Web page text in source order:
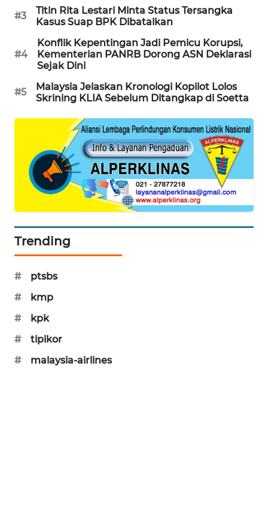
#3
Titin Rita Lestari Minta Status Tersangka
Kasus Suap BPK Dibatalkan
#4
Konflik Kepentingan Jadi Pemicu Korupsi,
Kementerian PANRB Dorong ASN Deklarasi
Sejak Dini
#5
Malaysia Jelaskan Kronologi Kopilot Lolos
Skrining KLIA Sebelum Ditangkap di Soetta
Trending
#
ptsbs
#
kmp
#
kpk
#
tipikor
#
malaysia-airlines
KONSUMEN
FORWAMKI
ALPERKLINAS
FORJASIDA
SITUNGIR
NEWS
NEWS
NEWS
SIANTAR
NEWS